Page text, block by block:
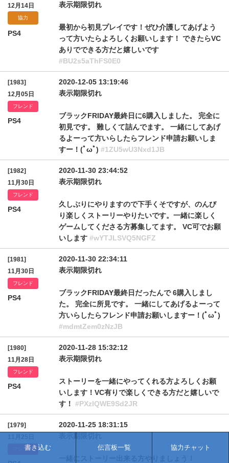
12月14日
協力
PS4
表示期限切れ
最初から初見プレイです！ぜひ介護してあげよう
って方いたらよろしくお願いします！ できたらVC
ありでできる方だと嬉しいです
#BU2s5aThFS0E0
[1983]
12月05日
フレンド
PS4
2020-12-05 13:19:46
表示期限切れ
ブラックFRIDAY最終日に6購入しました。 完全に
初見です。 難しくて詰んでます。 一緒にしてあげ
るよーって方いらしたらフレンド申請お願いしま
すー！(ﾟωﾟ) #1ZU5wU3Nxd1JB
[1982]
11月30日
フレンド
PS4
2020-11-30 23:44:52
表示期限切れ
久しぶりにやりますので下手くそですが、のんび
り楽しくストーリーやりたいです。一緒に楽しく
ゲームしてくださる方募集してます。 VC可でお願
いします #wYTJLSVQ5NGFZ
[1981]
11月30日
フレンド
PS4
2020-11-30 22:34:11
表示期限切れ
ブラックFRIDAY最終日だったんで 6購入しまし
た。 完全に所見です。 一緒にしてあげるよーって
方いらしたらフレンド申請お願いしますー！(ﾟωﾟ)
#mdmtZem0zNzJB
[1980]
11月28日
フレンド
PS4
2020-11-28 15:32:12
表示期限切れ
ストーリーを一緒にやってくれる方よろしくお願
いします！VC有りで楽しくできる方だと嬉しいで
す！ #PXzlQWE9Sd2JR
[1979]
フレンド
2020-11-25 18:31:15
書き込む 伝言板一覧 協力チャット